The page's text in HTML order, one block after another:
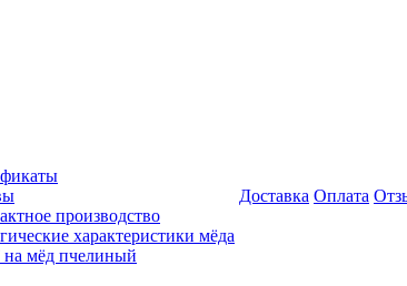
производство
характеристики мёда
мёд пчелиный
Доставка Оплата